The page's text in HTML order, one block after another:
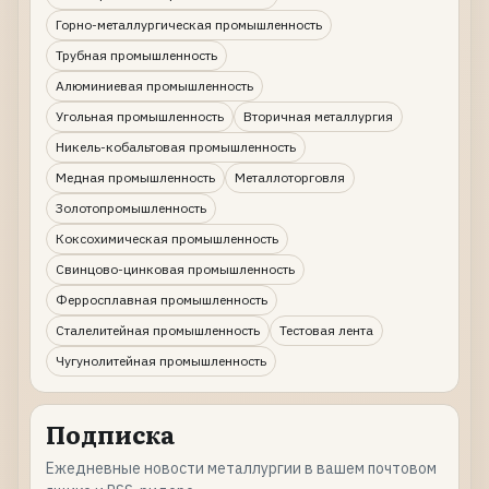
Горно-металлургическая промышленность
Трубная промышленность
Алюминиевая промышленность
Угольная промышленность
Вторичная металлургия
Никель-кобальтовая промышленность
Медная промышленность
Металлоторговля
Золотопромышленность
Коксохимическая промышленность
Свинцово-цинковая промышленность
Ферросплавная промышленность
Сталелитейная промышленность
Тестовая лента
Чугунолитейная промышленность
Подписка
Ежедневные новости металлургии в вашем почтовом